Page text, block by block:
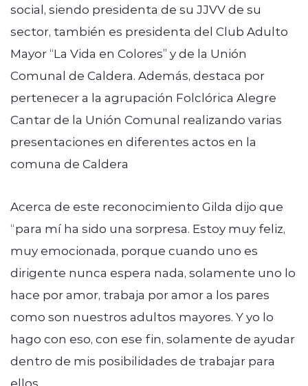
social, siendo presidenta de su JJVV de su
sector, también es presidenta del Club Adulto
Mayor “La Vida en Colores” y de la Unión
Comunal de Caldera. Además, destaca por
pertenecer a la agrupación Folclórica Alegre
Cantar de la Unión Comunal realizando varias
presentaciones en diferentes actos en la
comuna de Caldera
Acerca de este reconocimiento Gilda dijo que
“para mí ha sido una sorpresa. Estoy muy feliz,
muy emocionada, porque cuando uno es
dirigente nunca espera nada, solamente uno lo
hace por amor, trabaja por amor a los pares
como son nuestros adultos mayores. Y yo lo
hago con eso, con ese fin, solamente de ayudar
dentro de mis posibilidades de trabajar para
ellos.